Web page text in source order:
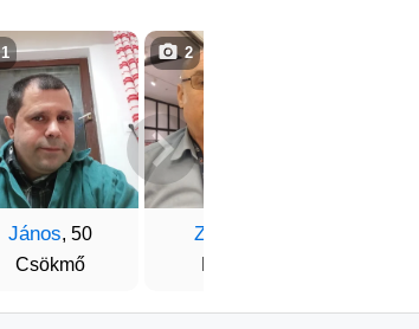
János, 50
Csökmő
1
Zsolti
2